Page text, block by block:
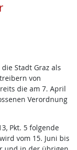
Stadt Graz als
von
die am 7. April
Verordnung
Pkt. 5 folgende
vom 15. Juni bis